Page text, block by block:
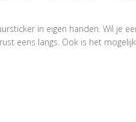
in eigen handen. Wil je
eens langs. Ook is het